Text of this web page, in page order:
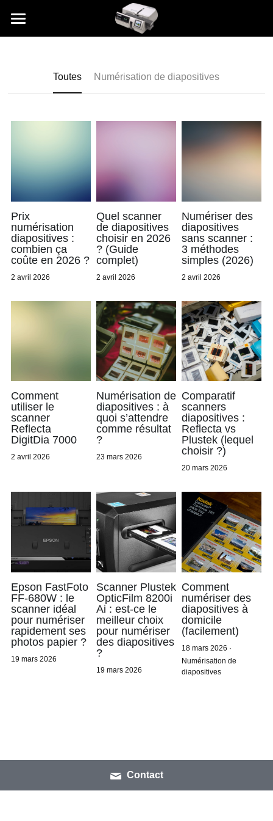
Conseils et astuces
RÉSERVER MAINTENANT
Toutes Numérisation de diapositives
Prix
numérisation
diapositives :
combien ça
coûte en 2026 ?
2 avril 2026
Quel scanner
de diapositives
choisir en 2026
? (Guide
complet)
2 avril 2026
Numériser des
diapositives
sans scanner :
3 méthodes
simples (2026)
2 avril 2026
Comment
utiliser le
scanner
Reflecta
DigitDia 7000
2 avril 2026
Numérisation de
diapositives : à
quoi s’attendre
comme résultat
?
23 mars 2026
Comparatif
scanners
diapositives :
Reflecta vs
Plustek (lequel
choisir ?)
20 mars 2026
Epson FastFoto
FF-680W : le
scanner idéal
pour numériser
rapidement ses
photos papier ?
19 mars 2026
Scanner Plustek
OpticFilm 8200i
Ai : est-ce le
meilleur choix
pour numériser
des diapositives
?
19 mars 2026
Comment
numériser des
diapositives à
domicile
(facilement)
18 mars 2026 ·
Numérisation de
diapositives
Contact